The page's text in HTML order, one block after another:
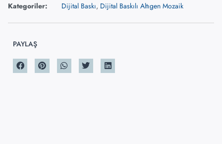
Kategoriler:
Dijital Baskı, Dijital Baskılı Altıgen Mozaik
PAYLAŞ